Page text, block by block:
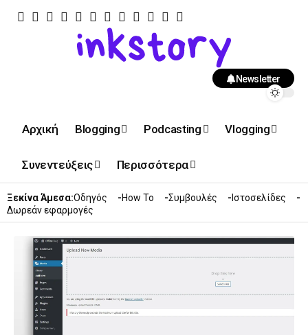
Newsletter
Αρχική Blogging Podcasting Vlogging
Συνεντεύξεις Περισσότερα
Ξεκίνα Άμεσα:Οδηγός How To Συμβουλές
Ιστοσελίδες
Δωρεάν εφαρμογές